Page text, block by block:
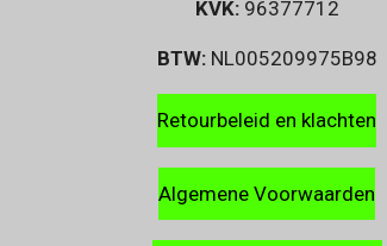
KVK:96377712
BTW: NL005209975B98
Retourbeleid en klachten
Algemene Voorwaarden